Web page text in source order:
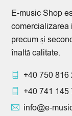
E-music Shop
comercializarea
precum și
înaltă calitate.
+40 750 816
+40 741 145
info@e-